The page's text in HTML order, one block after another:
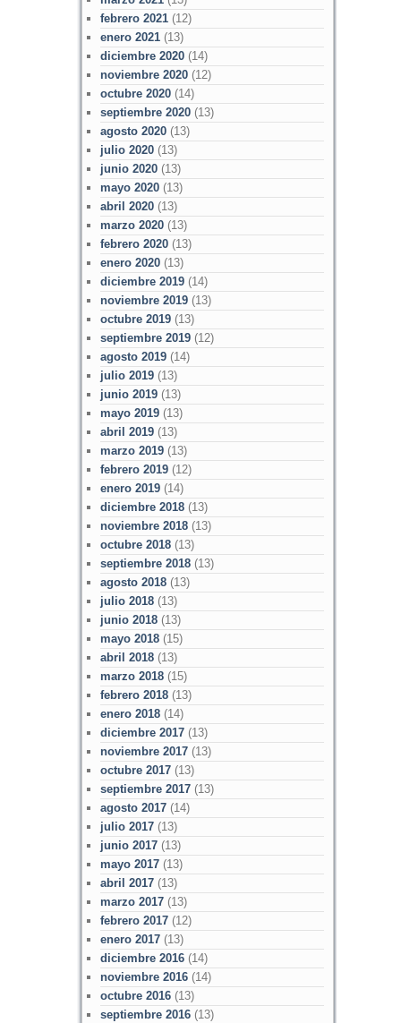
febrero 2021(12)
enero 2021(13)
diciembre 2020(14)
noviembre 2020(12)
octubre 2020(14)
septiembre 2020(13)
agosto 2020(13)
julio 2020(13)
junio 2020(13)
mayo 2020(13)
abril 2020(13)
marzo 2020(13)
febrero 2020(13)
enero 2020(13)
diciembre 2019(14)
noviembre 2019(13)
octubre 2019(13)
septiembre 2019(12)
agosto 2019(14)
julio 2019(13)
junio 2019(13)
mayo 2019(13)
abril 2019(13)
marzo 2019(13)
febrero 2019(12)
enero 2019(14)
diciembre 2018(13)
noviembre 2018(13)
octubre 2018(13)
septiembre 2018(13)
agosto 2018(13)
julio 2018(13)
junio 2018(13)
mayo 2018(15)
abril 2018(13)
marzo 2018(15)
febrero 2018(13)
enero 2018(14)
diciembre 2017(13)
noviembre 2017(13)
octubre 2017(13)
septiembre 2017(13)
agosto 2017(14)
julio 2017(13)
junio 2017(13)
mayo 2017(13)
abril 2017(13)
marzo 2017(13)
febrero 2017(12)
enero 2017(13)
diciembre 2016(14)
noviembre 2016(14)
octubre 2016(13)
septiembre 2016(13)